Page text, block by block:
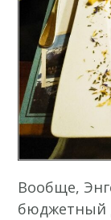
Вообще,
бюджетный